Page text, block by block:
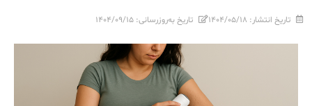
تاریخ انتشار: ۱۴۰۴/۰۵/۱۸ تاریخ به‌روزرسانی: ۱۴۰۴/۰۹/۱۵